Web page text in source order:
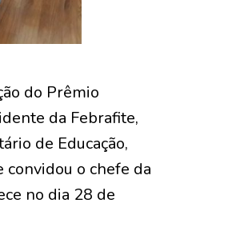
do Prêmio
da Febrafite,
de Educação,
convidou o chefe da
no dia 28 de